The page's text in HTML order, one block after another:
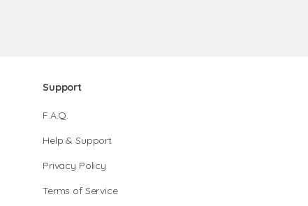
Support
F.A.Q.
Help & Support
Privacy Policy
Terms of Service